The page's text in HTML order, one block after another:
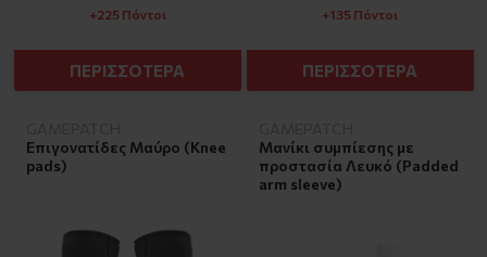
+225 Πόντοι
ΠΕΡΙΣΣΟΤΕΡΑ
+135 Πόντοι
ΠΕΡΙΣΣΟΤΕΡΑ
Επιγονατίδες Μαύρο (Knee
pads)
Μανίκι συμπίεσης με
προστασία Λευκό (Padded
arm sleeve)